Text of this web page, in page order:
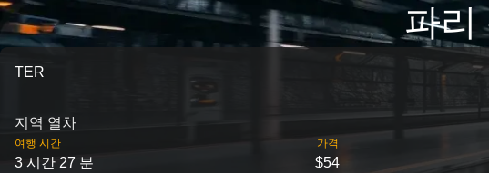
파리
TER
지역 열차
여행 시간
3 시간 27 분
가격
$54